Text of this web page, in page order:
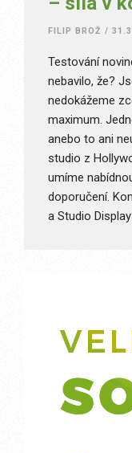
FILIP BROŽ /
Testování
nebavilo, že?
nedokážeme
maximum.
anebo to ani
studio z
umíme
doporučení.
a Studio